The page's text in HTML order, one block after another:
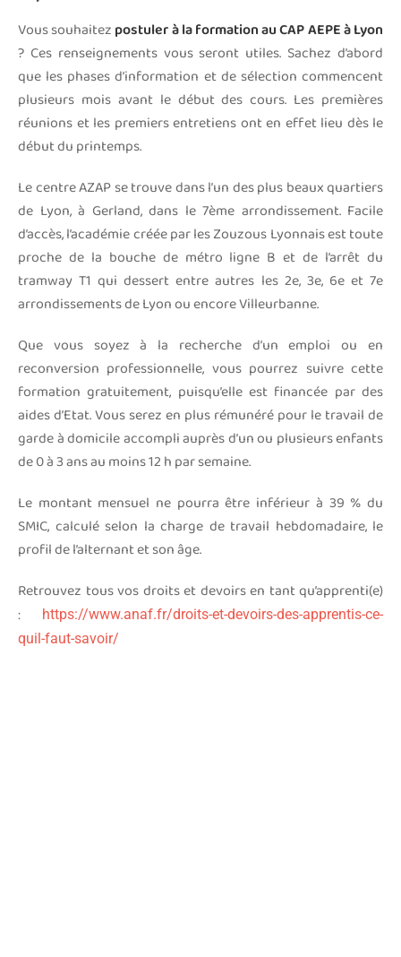
Vous souhaitez postuler à la formation au CAP AEPE à Lyon
? Ces renseignements vous seront utiles. Sachez d’abord
que les phases d’information et de sélection commencent
plusieurs mois avant le début des cours. Les premières
réunions et les premiers entretiens ont en effet lieu dès le
début du printemps.
Le centre AZAP se trouve dans l’un des plus beaux quartiers
de Lyon, à Gerland, dans le 7ème arrondissement. Facile
d’accès, l’académie créée par les Zouzous Lyonnais est toute
proche de la bouche de métro ligne B et de l’arrêt du
tramway T1 qui dessert entre autres les 2e, 3e, 6e et 7e
arrondissements de Lyon ou encore Villeurbanne.
Que vous soyez à la recherche d’un emploi ou en
reconversion professionnelle, vous pourrez suivre cette
formation gratuitement, puisqu’elle est financée par des
aides d’Etat. Vous serez en plus rémunéré pour le travail de
garde à domicile accompli auprès d’un ou plusieurs enfants
de 0 à 3 ans au moins 12 h par semaine.
Le montant mensuel ne pourra être inférieur à 39 % du
SMIC, calculé selon la charge de travail hebdomadaire, le
profil de l’alternant et son âge.
Retrouvez tous vos droits et devoirs en tant qu’apprenti(e)
:
https://www.anaf.fr/droits-et-devoirs-des-apprentis-ce-
quil-faut-savoir/